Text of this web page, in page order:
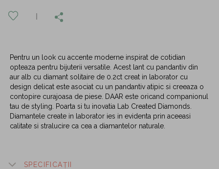
Pentru un look cu accente moderne inspirat de cotidian
opteaza pentru bijuterii versatile. Acest lant cu pandantiv din
aur alb cu diamant solitaire de 0.2ct creat in laborator cu
design delicat este asociat cu un pandantiv atipic si creeaza o
contopire curajoasa de piese. DAAR este oricand companionul
tau de styling. Poarta si tu inovatia Lab Created Diamonds.
Diamantele create in laborator ies in evidenta prin aceeasi
calitate si stralucire ca cea a diamantelor naturale.
SPECIFICAȚII